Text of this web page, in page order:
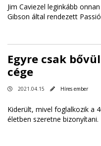
Jim Caviezel leginkább
Gibson által rendezett
Egyre csak
cége
2021.04.15 Híres ember
Kiderült, mivel foglalkozik a
életben szeretne bizonyítani.